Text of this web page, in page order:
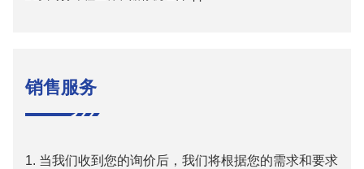
销售服务
1. 当我们收到您的询价后，我们将根据您的需求和要求